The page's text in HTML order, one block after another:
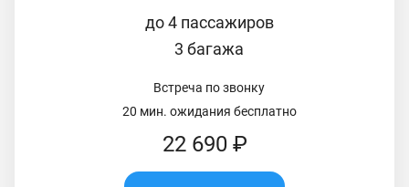
до 4 пассажиров
3 багажа
Встреча по звонку
20 мин. ожидания бесплатно
22 690 ₽